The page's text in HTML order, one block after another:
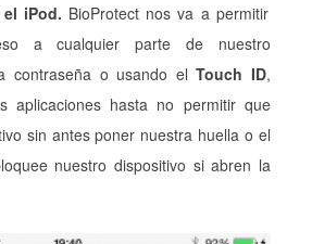
iPod. BioProtect nos va a permitir
a cualquier parte de nuestro
contraseña o usando elTouch ID,
aplicaciones hasta no permitir que
sin antes poner nuestra huella o el
nuestro dispositivo si abren la